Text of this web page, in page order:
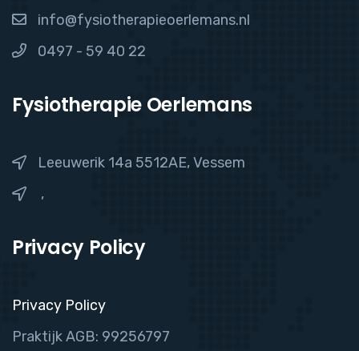
info@fysiotherapieoerlemans.nl
0497 - 59 40 22
Fysiotherapie Oerlemans
Leeuwerik 14a 5512AE, Vessem
,
Privacy Policy
Privacy Policy
Praktijk AGB: 99256797